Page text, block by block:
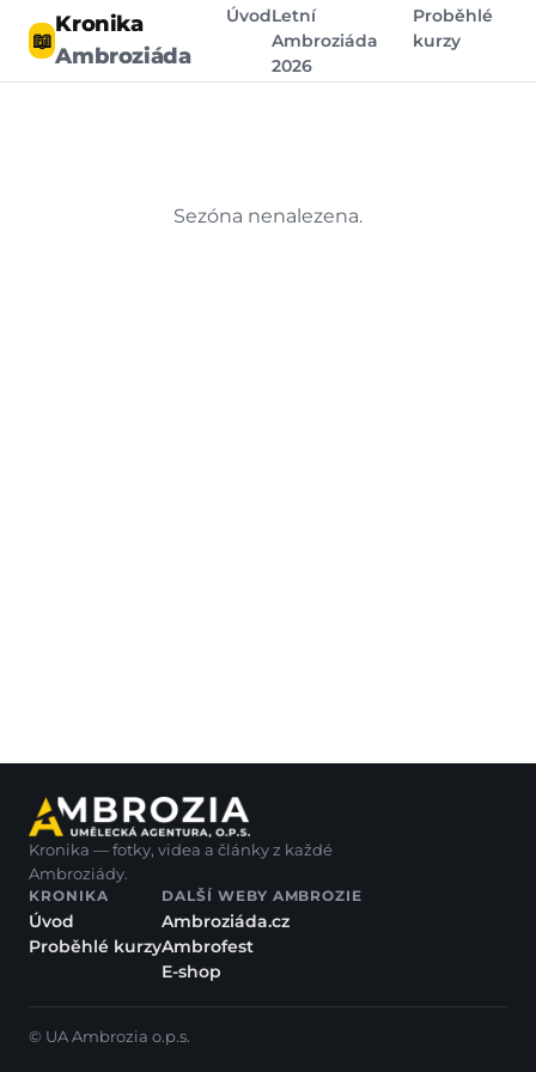
📖
Kronika
Ambroziáda
ÚvodLetní
Ambroziáda
2026
Proběhlé
kurzy
Sezóna nenalezena.
Kronika — fotky, videa a články z každé
Ambroziády.
KRONIKA
Úvod
Proběhlé kurzy
DALŠÍ WEBY AMBROZIE
Ambroziáda.cz
Ambrofest
E-shop
© UA Ambrozia o.p.s.